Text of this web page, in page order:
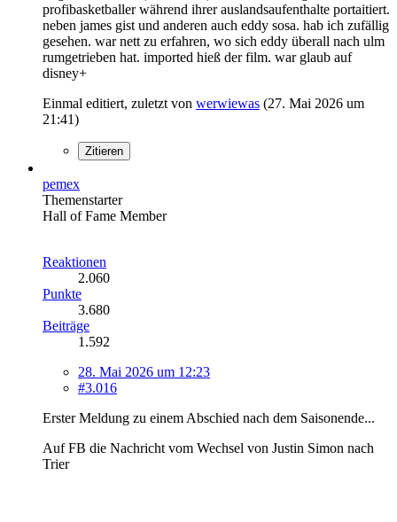
profibasketballer während ihrer auslandsaufenthalte portaitiert.
neben james gist und anderen auch eddy sosa. hab ich zufällig
gesehen. war nett zu erfahren, wo sich eddy überall nach ulm
rumgetrieben hat. imported hieß der film. war glaub auf
disney+
Einmal editiert, zuletzt von werwiewas (27. Mai 2026 um
21:41)
Zitieren
pemex
Themenstarter
Hall of Fame Member
Reaktionen
2.060
Punkte
3.680
Beiträge
1.592
28. Mai 2026 um 12:23
#3.016
Erster Meldung zu einem Abschied nach dem Saisonende...
Auf FB die Nachricht vom Wechsel von Justin Simon nach
Trier